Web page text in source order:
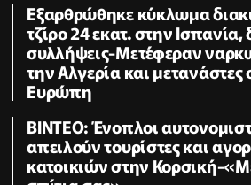
Εξαρθρώθηκε κύκλωμα
τζίρο 24 εκατ. στην Ισπανία,
συλλήψεις-Μετέφεραν
την Αλγερία και μετανάστες
Ευρώπη
ΒΙΝΤΕΟ: Ένοπλοι
απειλούν τουρίστες και
κατοικιών στην Κορσική-